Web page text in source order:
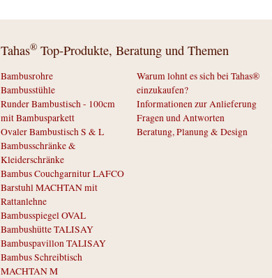
Tahas® Top-Produkte, Beratung und Themen
Bambusrohre
Bambusstühle
Runder Bambustisch - 100cm
mit Bambusparkett
Ovaler Bambustisch S & L
Bambusschränke &
Kleiderschränke
Bambus Couchgarnitur LAFCO
Barstuhl MACHTAN mit
Rattanlehne
Bambusspiegel OVAL
Bambushütte TALISAY
Bambuspavillon TALISAY
Bambus Schreibtisch
MACHTAN M
Warum lohnt es sich bei Tahas®
einzukaufen?
Informationen zur Anlieferung
Fragen und Antworten
Beratung, Planung & Design